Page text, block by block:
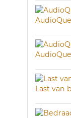
Last van